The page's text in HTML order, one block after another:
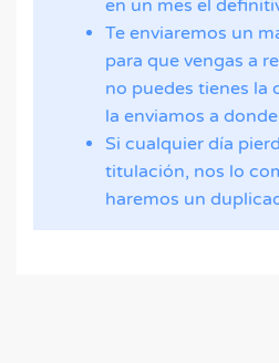
en un mes el
Te enviaremos un
para que vengas a
no puedes tienes la
la enviamos a
Si cualquier día
titulación, nos lo
haremos un